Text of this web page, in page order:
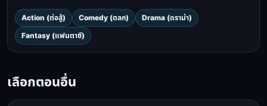
Action (ต่อสู้) Comedy (ตลก)
Drama (ดราม่า)
Fantasy (แฟนตาซี)
เลือกตอนอื่น